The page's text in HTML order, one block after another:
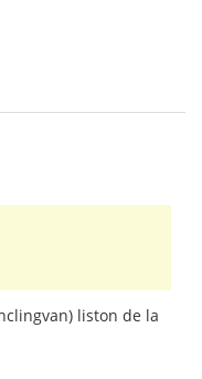
liston de la